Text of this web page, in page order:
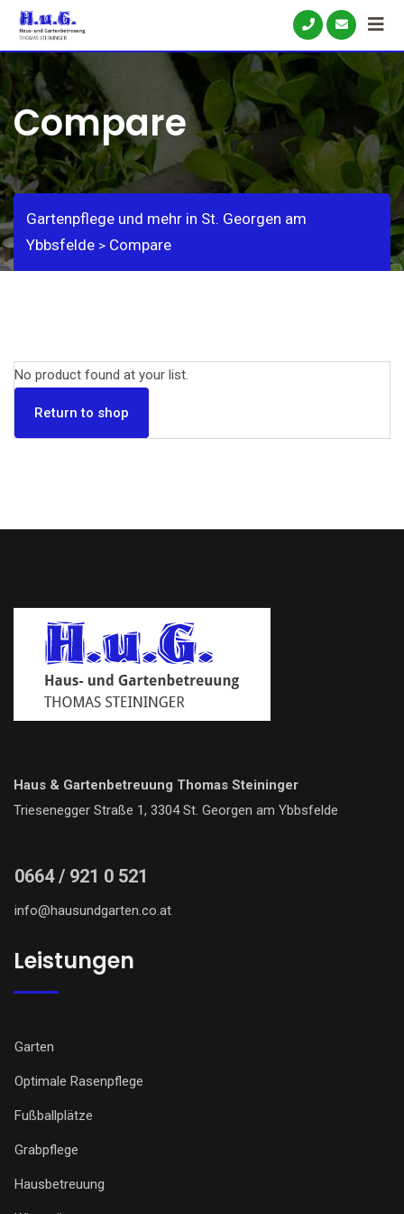
Skip
content
Compare
Gartenpflege und mehr in St. Georgen am
Ybbsfelde > Compare
No product found at your list.
Return to shop
Haus & Gartenbetreuung Thomas Steininger
Triesenegger Straße 1, 3304 St. Georgen am Ybbsfelde
0664 / 921 0 521
info@hausundgarten.co.at
Leistungen
Garten
Optimale Rasenpflege
Fußballplätze
Grabpflege
Hausbetreuung